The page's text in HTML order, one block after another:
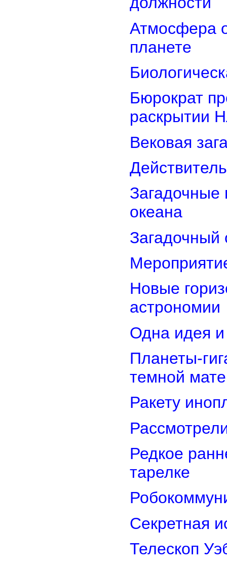
Атмосфера
планете
Бюрократ
раскрытии
Вековая
Загадочные
океана
Загадочный
Новые
астрономии
Одна идея и
Планеты-
темной
Ракету
Редкое
тарелке
Секретная
Телескоп